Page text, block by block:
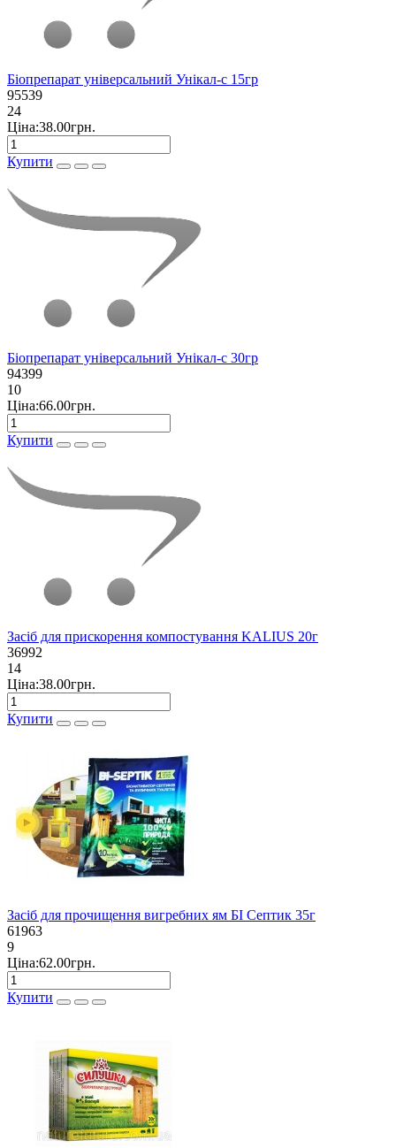
Біопрепарат універсальний Унікал-с 15гр
95539
24
Ціна:38.00грн.
Купити
Біопрепарат універсальний Унікал-с 30гр
94399
10
Ціна:66.00грн.
Купити
Засіб для прискорення компостування KALIUS 20г
36992
14
Ціна:38.00грн.
Купити
Засіб для прочищення вигребних ям БІ Септик 35г
61963
9
Ціна:62.00грн.
Купити